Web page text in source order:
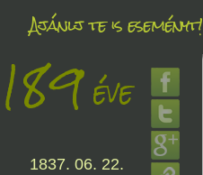
Ajánlj te is eseményt!
189éve
1837. 06. 22.